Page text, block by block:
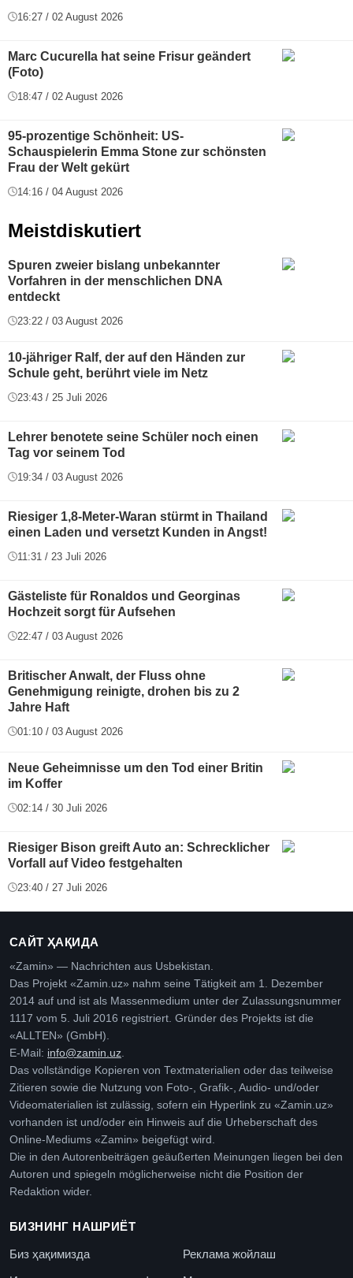
16:27 / 02 August 2026
Marc Cucurella hat seine Frisur geändert
(Foto)
18:47 / 02 August 2026
95-prozentige Schönheit: US-
Schauspielerin Emma Stone zur schönsten
Frau der Welt gekürt
14:16 / 04 August 2026
Meistdiskutiert
Spuren zweier bislang unbekannter
Vorfahren in der menschlichen DNA
entdeckt
23:22 / 03 August 2026
10-jähriger Ralf, der auf den Händen zur
Schule geht, berührt viele im Netz
23:43 / 25 Juli 2026
Lehrer benotete seine Schüler noch einen
Tag vor seinem Tod
19:34 / 03 August 2026
Riesiger 1,8-Meter-Waran stürmt in Thailand
einen Laden und versetzt Kunden in Angst!
11:31 / 23 Juli 2026
Gästeliste für Ronaldos und Georginas
Hochzeit sorgt für Aufsehen
22:47 / 03 August 2026
Britischer Anwalt, der Fluss ohne
Genehmigung reinigte, drohen bis zu 2
Jahre Haft
01:10 / 03 August 2026
Neue Geheimnisse um den Tod einer Britin
im Koffer
02:14 / 30 Juli 2026
Riesiger Bison greift Auto an: Schrecklicher
Vorfall auf Video festgehalten
23:40 / 27 Juli 2026
САЙТ ҲАҚИДА
«Zamin» — Nachrichten aus Usbekistan.
Das Projekt «Zamin.uz» nahm seine Tätigkeit am 1. Dezember
2014 auf und ist als Massenmedium unter der Zulassungsnummer
1117 vom 5. Juli 2016 registriert. Gründer des Projekts ist die
«ALLTEN» (GmbH).
E-Mail: info@zamin.uz
Das vollständige Kopieren von Textmaterialien oder das teilweise
Zitieren sowie die Nutzung von Foto-, Grafik-, Audio- und/oder
Videomaterialien ist zulässig, sofern ein Hyperlink zu «Zamin.uz»
vorhanden ist und/oder ein Hinweis auf die Urheberschaft des
Online-Mediums «Zamin» beigefügt wird.
Die in den Autorenbeiträgen geäußerten Meinungen liegen bei den
Autoren und spiegeln möglicherweise nicht die Position der
Redaktion wider.
БИЗНИНГ НАШРИЁТ
Биз ҳақимизда
Реклама жойлаш